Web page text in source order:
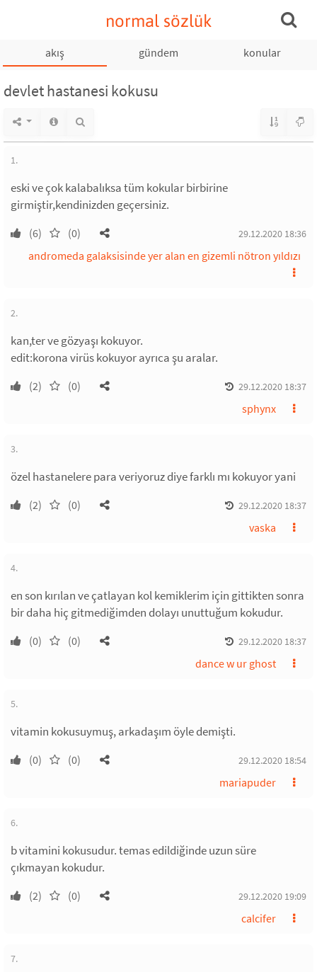
normal sözlük
akış gündem konular
devlet hastanesi kokusu
1.
eski ve çok kalabalıksa tüm kokular birbirine
girmiştir,kendinizden geçersiniz.
(6) (0) 29.12.2020 18:36
andromeda galaksisinde yer alan en gizemli nötron yıldızı
2.
kan,ter ve gözyaşı kokuyor.
edit:korona virüs kokuyor ayrıca şu aralar.
(2) (0) 29.12.2020 18:37
sphynx
3.
özel hastanelere para veriyoruz diye farklı mı kokuyor yani
(2) (0) 29.12.2020 18:37
vaska
4.
en son kırılan ve çatlayan kol kemiklerim için gittikten sonra
bir daha hiç gitmediğimden dolayı unuttuğum kokudur.
(0) (0) 29.12.2020 18:37
dance w ur ghost
5.
vitamin kokusuymuş, arkadaşım öyle demişti.
(0) (0) 29.12.2020 18:54
mariapuder
6.
b vitamini kokusudur. temas edildiğinde uzun süre
çıkmayan kokudur.
(2) (0) 29.12.2020 19:09
calcifer
7.